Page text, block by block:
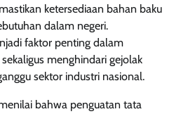
ketersediaan bahan baku
dalam negeri.
faktor penting dalam
menghindari gejolak
sektor industri nasional.
bahwa penguatan tata